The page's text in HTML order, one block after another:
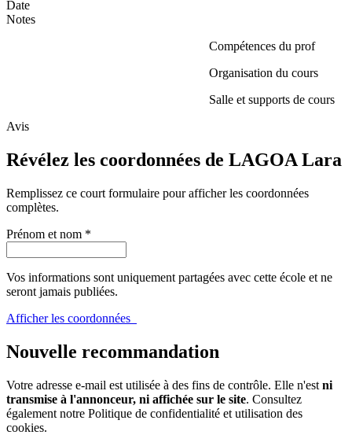
Date
Notes
Compétences du prof
Organisation du cours
Salle et supports de cours
Avis
Révélez les coordonnées de LAGOA Lara
Remplissez ce court formulaire pour afficher les coordonnées
complètes.
Prénom et nom *
Vos informations sont uniquement partagées avec cette école et ne
seront jamais publiées.
Afficher les coordonnées
Nouvelle recommandation
Votre adresse e-mail est utilisée à des fins de contrôle. Elle n'est ni
transmise à l'annonceur, ni affichée sur le site. Consultez
également notre Politique de confidentialité et utilisation des
cookies.